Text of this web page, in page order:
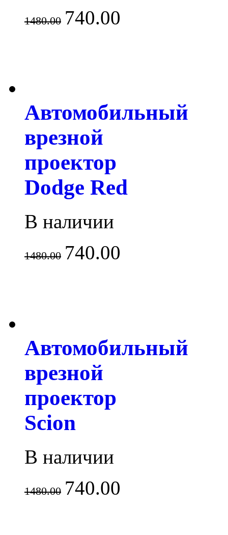
1480.00 740.00
Автомобильный
врезной
проектор
Dodge Red
В наличии
1480.00 740.00
Автомобильный
врезной
проектор
Scion
В наличии
1480.00 740.00